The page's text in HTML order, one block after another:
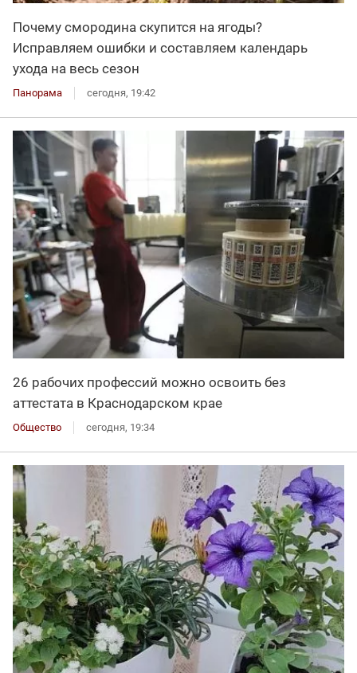
Почему смородина скупится на ягоды?
Исправляем ошибки и составляем календарь
ухода на весь сезон
Панорама сегодня, 19:42
26 рабочих профессий можно освоить без
аттестата в Краснодарском крае
Общество сегодня, 19:34